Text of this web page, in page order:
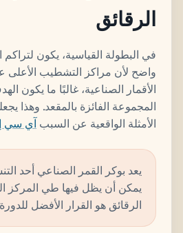
الرقائق
في البطولة القياسية، يكون لتراكم
واضح لأن مراكز التشطيب الأعلى
الأقمار الصناعية، غالبًا ما يكون
المجموعة الفائزة بالمقعد. وهذا
الأمثلة الواقعية عن السبب آي سي
يعد بوكر القمر الصناعي أحد
يمكن أن يظل فيها طي المركز
الرقائق هو القرار الأفضل